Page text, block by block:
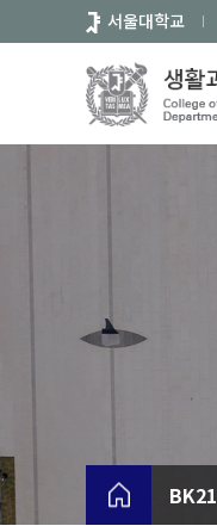
로
서울대학교
BK21